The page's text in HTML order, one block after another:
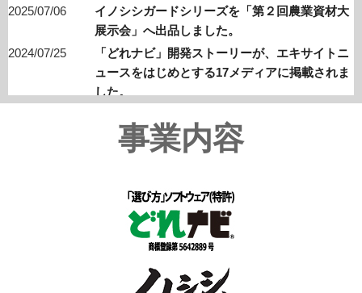
2025/07/06
イノシシガードシリーズを「第２回農業資材大
展示会」へ出品しました。
2024/07/25
「どれナビ」開発ストーリーが、エキサイトニ
ュースをはじめとする17メディアに掲載されま
した。
レスリリースしました。
イノシシガード（特許取得済）のショーフィー
PRTIMES「April Dream」にて当社の夢を発信い
たしました。
全国農業新聞にイノシシガードの取材記事が掲載
オンラインショップ「AMZASBABY（アムザスベ
事業内容